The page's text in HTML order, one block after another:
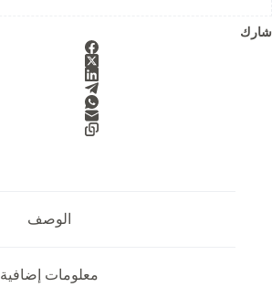
شارك
الوصف
معلومات إضافية